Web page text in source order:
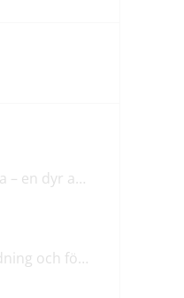
Förstatligande av vård och skola – en dyr affär med osäkert utfall
M & SD hycklar om tvångsblandning och förvärrar segregationen